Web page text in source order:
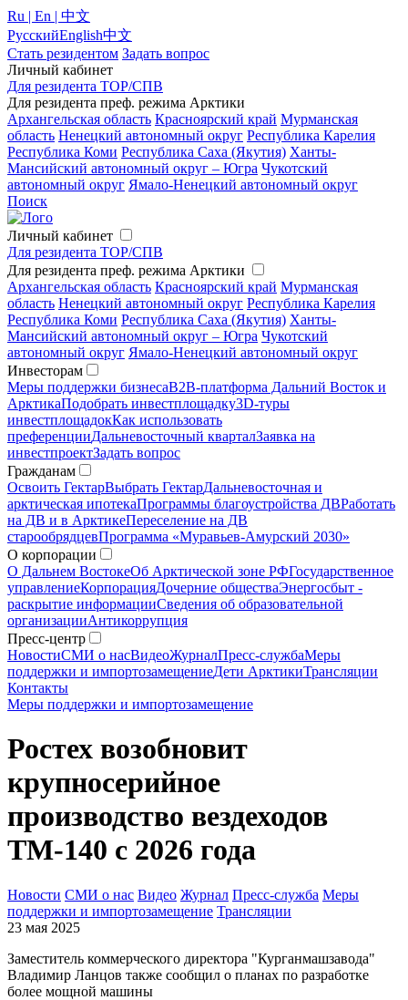
Ru | En | 中文
РусскийEnglish中文
Стать резидентом Задать вопрос
Личный кабинет
Для резидента ТОР/СПВ
Для резидента преф. режима Арктики
Архангельская область Красноярский край Мурманская
область Ненецкий автономный округ Республика Карелия
Республика Коми Республика Саха (Якутия) Ханты-
Мансийский автономный округ – Югра Чукотский
автономный округ Ямало-Ненецкий автономный округ
Поиск
Личный кабинет
Для резидента ТОР/СПВ
Для резидента преф. режима Арктики
Архангельская область Красноярский край Мурманская
область Ненецкий автономный округ Республика Карелия
Республика Коми Республика Саха (Якутия) Ханты-
Мансийский автономный округ – Югра Чукотский
автономный округ Ямало-Ненецкий автономный округ
Инвесторам
Меры поддержки бизнесаB2B-платформа Дальний Восток и
АрктикаПодобрать инвестплощадку3D-туры
инвестплощадокКак использовать
преференцииДальневосточный кварталЗаявка на
инвестпроектЗадать вопрос
Гражданам
Освоить ГектарВыбрать ГектарДальневосточная и
арктическая ипотекаПрограммы благоустройства ДВРаботать
на ДВ и в АрктикеПереселение на ДВ
старообрядцевПрограмма «Муравьев-Амурский 2030»
О корпорации
О Дальнем ВостокеОб Арктической зоне РФГосударственное
управлениеКорпорацияДочерние обществаЭнергосбыт -
раскрытие информацииСведения об образовательной
организацииАнтикоррупция
Пресс-центр
НовостиСМИ о насВидеоЖурналПресс-службаМеры
поддержки и импортозамещениеДети АрктикиТрансляции
Контакты
Меры поддержки и импортозамещение
Ростех возобновит
крупносерийное
производство вездеходов
ТМ-140 с 2026 года
Новости СМИ о нас Видео Журнал Пресс-служба Меры
поддержки и импортозамещение Трансляции
23 мая 2025
Заместитель коммерческого директора "Курганмашзавода"
Владимир Ланцов также сообщил о планах по разработке
более мощной машины